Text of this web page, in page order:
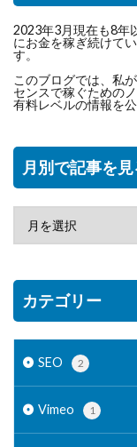
2023年3月現在も8年
にお金を稼ぎ続けて
す。
このブログでは、私
センスで稼ぐための
有料レベルの情報を公
月別で記事を見
カテゴリー
SEO 2
Vimeo 1